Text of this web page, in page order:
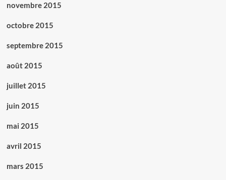
novembre 2015
octobre 2015
septembre 2015
août 2015
juillet 2015
juin 2015
mai 2015
avril 2015
mars 2015